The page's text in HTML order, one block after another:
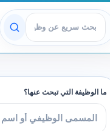
عرض الوظائف
ما الوظيفة التي تبحث عنها؟